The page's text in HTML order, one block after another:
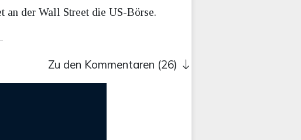
an der Wall Street die US-Börse.
Zu den Kommentaren (26)